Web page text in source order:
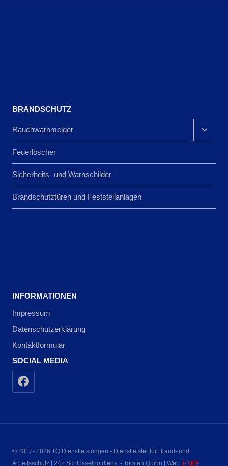
BRANDSCHUTZ
Rauchwarnmelder
Feuerlöscher
Sicherheits- und Warnschilder
Brandschutztüren und Feststellanlagen
INFORMATIONEN
Impressum
Datenschutzerklärung
Kontaktformular
SOCIAL MEDIA
© 2017- 2026 TQ Dienstleistungen - Dienstleister für Brand- und
Arbeitsschutz | 24h Schlüsselnotdienst - Torsten Quirin | Web: i-NET-